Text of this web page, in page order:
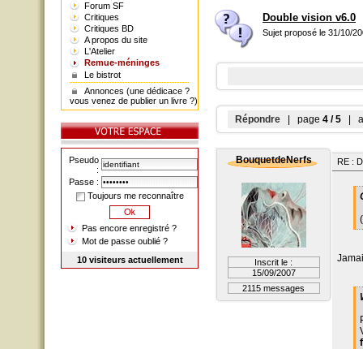
Forum SF
Critiques
Critiques BD
A propos du site
L'Atelier
Remue-méninges
Le bistrot
Annonces (une dédicace ?
vous venez de publier un livre ?)
Pseudo
:
Passe :
Toujours me reconnaître
Pas encore enregistré ?
Mot de passe oublié ?
10 visiteurs actuellement
Double vision v6.0
Sujet proposé le 31/10/
Répondre | page 4 / 5 |
BouquetdeNerfs
Inscrit le :
15/09/2007
2115 messages
RE :